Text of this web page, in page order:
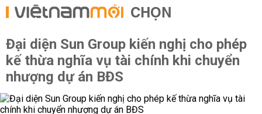
CHỌN
Đại diện Sun Group kiến nghị cho phép
kế thừa nghĩa vụ tài chính khi chuyển
nhượng dự án BĐS